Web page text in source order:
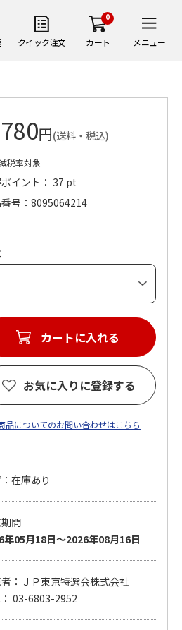
クイック注文
0
カート メニュー
円(送料・税込)
税率対象
イント： 37 pt
号
8095064214
カートに入れる
お気に入りに登録する
品についてのお問い合わせはこちら
在庫あり
間
年05月18日～2026年08月16日
：ＪＰ東京特選会株式会社
03-6803-2952